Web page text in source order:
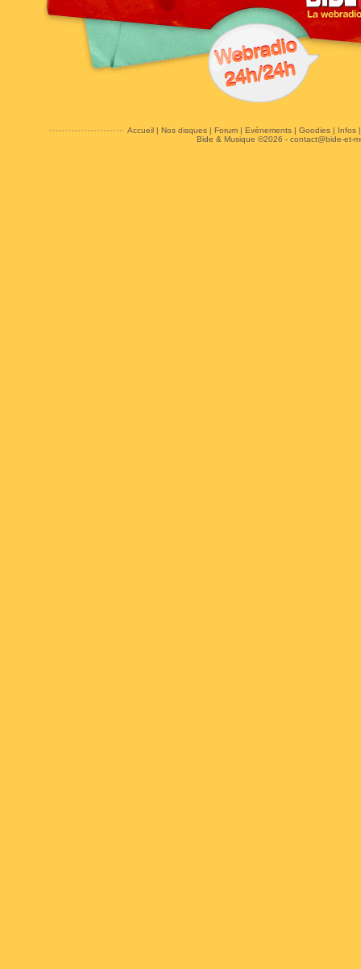
Accueil| Nos disques| Forum| Evénements| Goodies| Infos
Bide & Musique ©2026 - contact@bide-et-